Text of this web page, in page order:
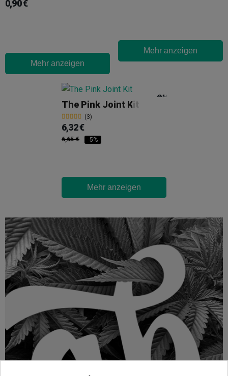
0,90 €
Mehr anzeigen
Mehr anzeigen
The Pink Joint Kit
(3)
6,32 €
6,65 € -5%
Mehr anzeigen